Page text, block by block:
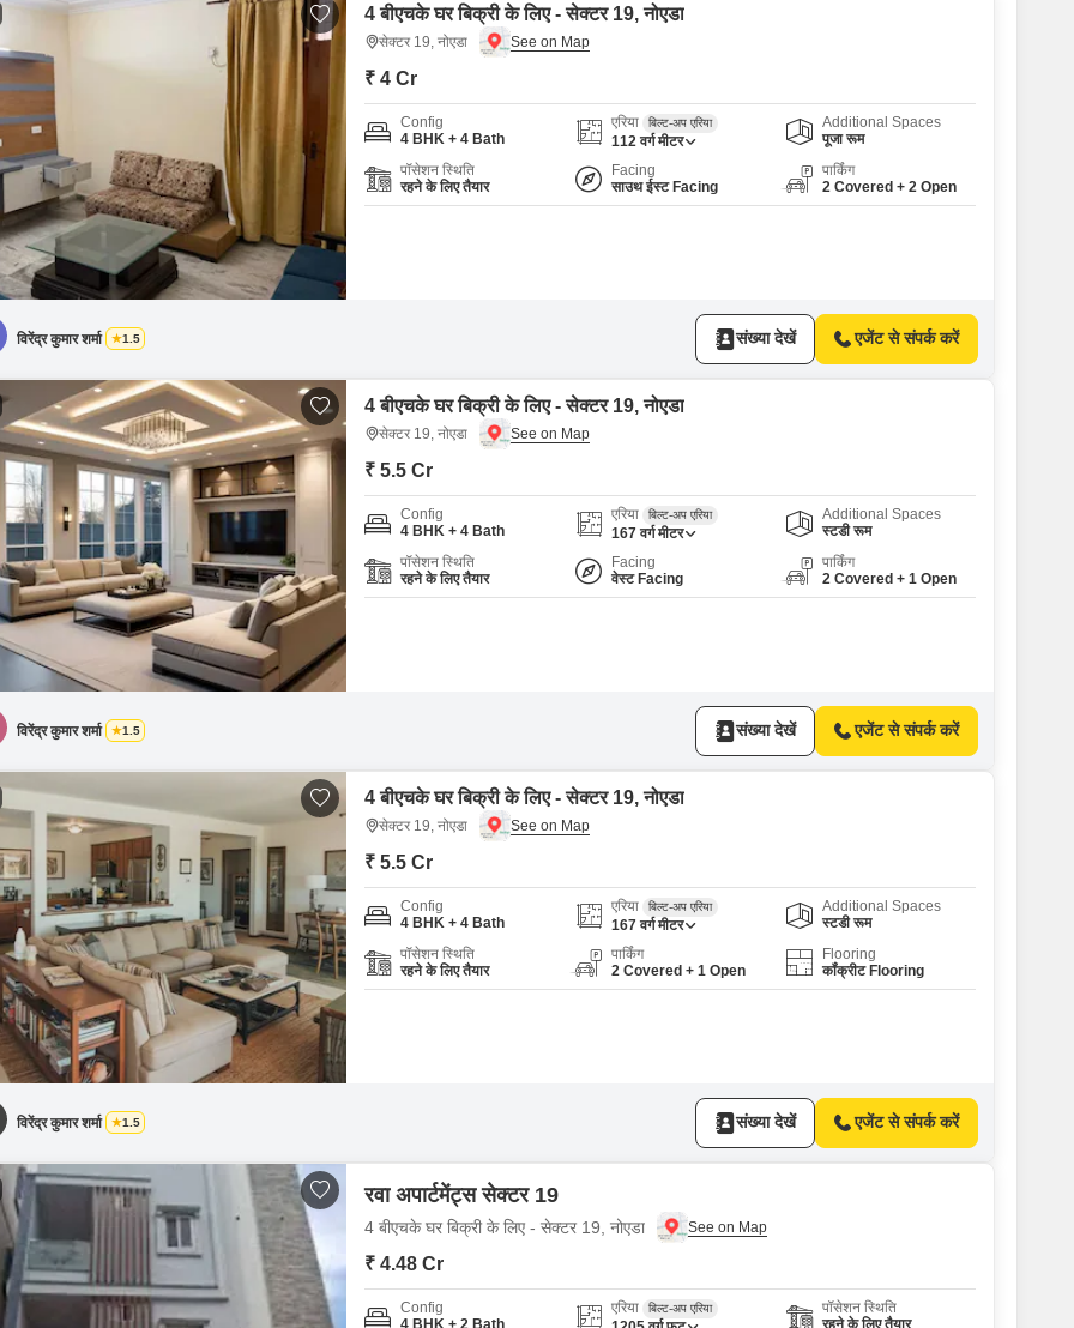
4 बीएचके घर बिक्री के लिए - सेक्टर 19, नोएडा
सेक्टर 19, नोएडा
₹ 4 Cr
Config
4 BHK + 4 Bath
एरिया बिल्ट-अप एरिया
112 वर्ग मीटर
Additional Spaces
पूजा रूम
पॉसेशन स्थिति
रहने के लिए तैयार
Facing
साउथ ईस्ट Facing
पार्किंग
2 Covered + 2 Open
विरेंद्र कुमार शर्मा 1.5 संख्या देखें एजेंट से संपर्क करें
4 बीएचके घर बिक्री के लिए - सेक्टर 19, नोएडा
सेक्टर 19, नोएडा
₹ 5.5 Cr
Config
4 BHK + 4 Bath
एरिया बिल्ट-अप एरिया
167 वर्ग मीटर
Additional Spaces
स्टडी रूम
पॉसेशन स्थिति
रहने के लिए तैयार
Facing
वेस्ट Facing
पार्किंग
2 Covered + 1 Open
विरेंद्र कुमार शर्मा 1.5 संख्या देखें एजेंट से संपर्क करें
4 बीएचके घर बिक्री के लिए - सेक्टर 19, नोएडा
सेक्टर 19, नोएडा
₹ 5.5 Cr
Config
4 BHK + 4 Bath
एरिया बिल्ट-अप एरिया
167 वर्ग मीटर
Additional Spaces
स्टडी रूम
पॉसेशन स्थिति
रहने के लिए तैयार
पार्किंग
2 Covered + 1 Open
Flooring
कॉंक्रीट Flooring
विरेंद्र कुमार शर्मा 1.5 संख्या देखें एजेंट से संपर्क करें
रवा अपार्टमेंट्स सेक्टर 19
4 बीएचके घर बिक्री के लिए - सेक्टर 19, नोएडा
₹ 4.48 Cr
Config
4 BHK + 2 Bath
एरिया बिल्ट-अप एरिया
पॉसेशन स्थिति
रहने के लिए तैयार